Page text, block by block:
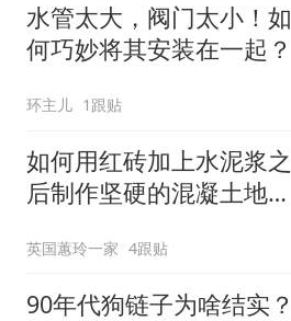
水管太大，阀门太小！如
何巧妙将其安装在一起？
环主儿 1跟贴
如何用红砖加上水泥浆之
后制作坚硬的混凝土地
英国蕙玲一家 4跟贴
90年代狗链子为啥结实？